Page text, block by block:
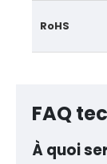
RoHS
FAQ
À quoi